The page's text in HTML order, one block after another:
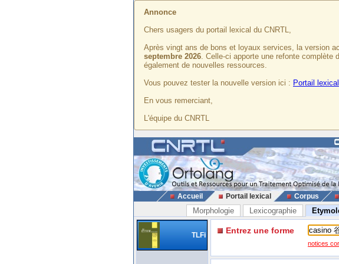
Annonce
Chers usagers du portail lexical du CNRTL,
Après vingt ans de bons et loyaux services, la version
septembre 2026. Celle-ci apporte une refonte complète
également de nouvelles ressources.
Vous pouvez tester la nouvelle version ici : Portail lexical
En vous remerciant,
L'équipe du CNRTL
Accueil Portail lexical Corpus
Morphologie Lexicographie
TLFi Entrez une forme
notices